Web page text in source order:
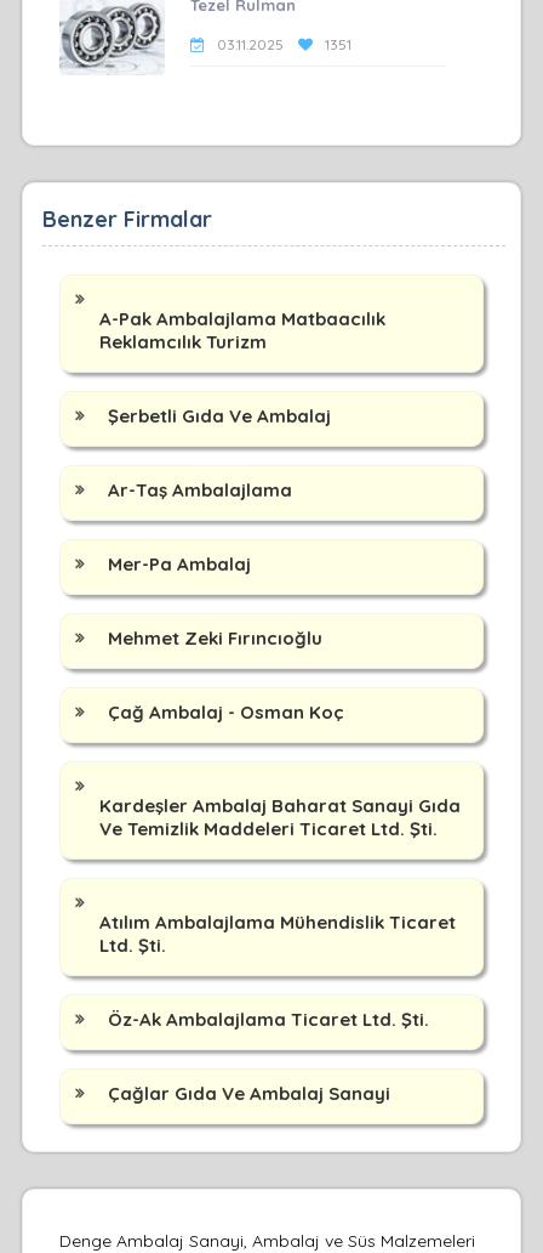
Tezel Rulman
03.11.2025 1351
Benzer Firmalar
A-Pak Ambalajlama Matbaacılık
Reklamcılık Turizm
Şerbetli Gıda Ve Ambalaj
Ar-Taş Ambalajlama
Mer-Pa Ambalaj
Mehmet Zeki Fırıncıoğlu
Çağ Ambalaj - Osman Koç
Kardeşler Ambalaj Baharat Sanayi Gıda
Ve Temizlik Maddeleri Ticaret Ltd. Şti.
Atılım Ambalajlama Mühendislik Ticaret
Ltd. Şti.
Öz-Ak Ambalajlama Ticaret Ltd. Şti.
Çağlar Gıda Ve Ambalaj Sanayi
Denge Ambalaj Sanayi, Ambalaj ve Süs Malzemeleri